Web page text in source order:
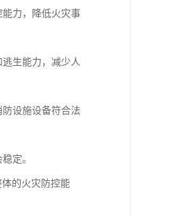
力，降低火灾事
生能力，减少人
设施设备符合法
定。
的火灾防控能